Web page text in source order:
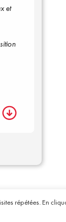
et
Suivez-
répétées. En